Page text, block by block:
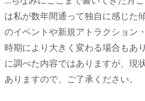
は私が数年間通って独自に感じた
のイベントや新規アトラクション
時期により大きく変わる場合もあ
に調べた内容ではありますが、現
ありますので、ご了承ください。